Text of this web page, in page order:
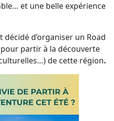
et une belle expérience
décidé d’organiser un Road
pour partir à la découverte
de cette région.